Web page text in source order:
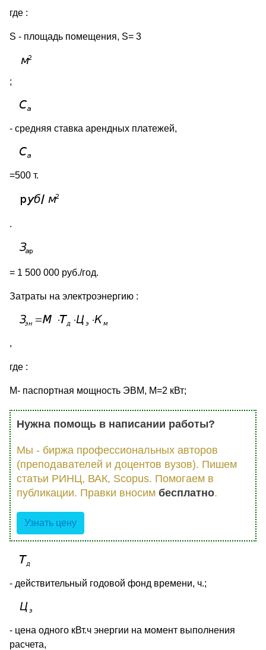
где :
S - площадь помещения, S= 3
;
- средняя ставка арендных платежей,
=500 т.
.
= 1 500 000 руб./год.
Затраты на электроэнергию :
,
где :
М- паспортная мощность ЭВМ, М=2 кВт;
Нужна помощь в написании работы?
Мы - биржа профессиональных авторов
(преподавателей и доцентов вузов). Пишем
статьи РИНЦ, ВАК, Scopus. Помогаем в
публикации. Правки вносим бесплатно.
Узнать цену
- действительный годовой фонд времени, ч.;
- цена одного кВт.ч энергии на момент выполнения
расчета,